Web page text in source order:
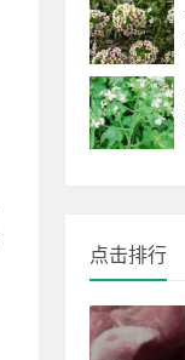
点击排行